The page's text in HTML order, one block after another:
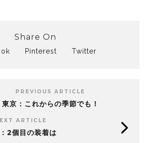
Share On
Pinterest Twitter
PREVIOUS ARTICLE
東京：これからの季節でも！
ARTICLE
2個目の装着は